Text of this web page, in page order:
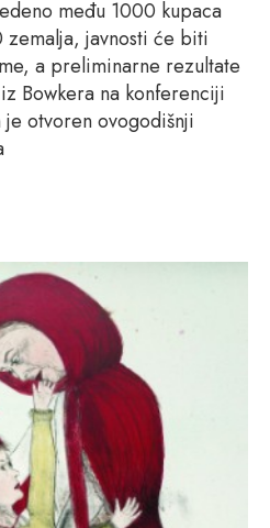
među 1000 kupaca
zemalja, javnosti će biti
a preliminarne rezultate
Bowkera na konferenciji
je otvoren ovogodišnji